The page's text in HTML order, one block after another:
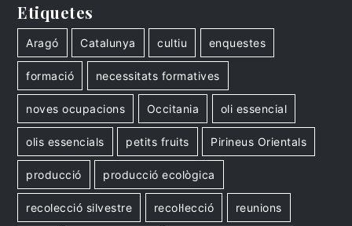
Etiquetes
Aragó Catalunya cultiu enquestes
formació necessitats formatives
noves ocupacions Occitania oli essencial
olis essencials petits fruits Pirineus Orientals
producció producció ecològica
recolecció silvestre recol·lecció reunions